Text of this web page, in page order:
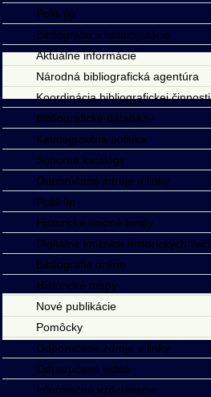
Pošli tip
Bibliografia a katalogizácia
Aktuálne informácie
Národná bibliografická agentúra
Koordinácia bibliografickej činnosti
Bibliografické databázy
Katalogizačná politika
Súborné katalógy
Odporúčané zdroje a linky
Pošli tip
Historické knižné fondy
Digitálne knižnice historických tlačí
Bibliografie online
Historické mapy
Nové publikácie
Pomôcky
Odporúčané zdroje a linky
Odporúčané videá
Informačné vzdelávanie